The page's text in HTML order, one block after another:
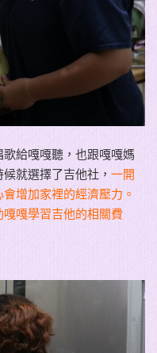
給嘎嘎聽，也跟嘎嘎媽
就選擇了吉他社， 一開
增加家裡的經濟壓力。
嘎學習吉他的相關費